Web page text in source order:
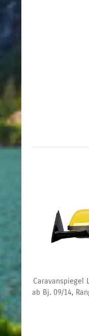
Caravanspiegel
ab Bj. 09/14,